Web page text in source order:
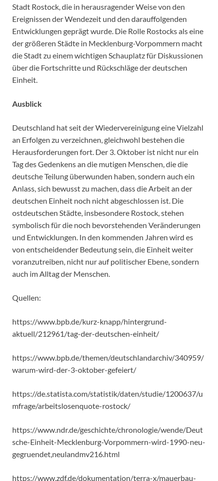
Stadt Rostock, die in herausragender Weise von den
Ereignissen der Wendezeit und den darauffolgenden
Entwicklungen geprägt wurde. Die Rolle Rostocks als eine
der größeren Städte in Mecklenburg-Vorpommern macht
die Stadt zu einem wichtigen Schauplatz für Diskussionen
über die Fortschritte und Rückschläge der deutschen
Einheit.
Ausblick
Deutschland hat seit der Wiedervereinigung eine Vielzahl
an Erfolgen zu verzeichnen, gleichwohl bestehen die
Herausforderungen fort. Der 3. Oktober ist nicht nur ein
Tag des Gedenkens an die mutigen Menschen, die die
deutsche Teilung überwunden haben, sondern auch ein
Anlass, sich bewusst zu machen, dass die Arbeit an der
deutschen Einheit noch nicht abgeschlossen ist. Die
ostdeutschen Städte, insbesondere Rostock, stehen
symbolisch für die noch bevorstehenden Veränderungen
und Entwicklungen. In den kommenden Jahren wird es
von entscheidender Bedeutung sein, die Einheit weiter
voranzutreiben, nicht nur auf politischer Ebene, sondern
auch im Alltag der Menschen.
Quellen:
https://www.bpb.de/kurz-knapp/hintergrund-
aktuell/212961/tag-der-deutschen-einheit/
https://www.bpb.de/themen/deutschlandarchiv/340959/
warum-wird-der-3-oktober-gefeiert/
https://de.statista.com/statistik/daten/studie/1200637/u
mfrage/arbeitslosenquote-rostock/
https://www.ndr.de/geschichte/chronologie/wende/Deut
sche-Einheit-Mecklenburg-Vorpommern-wird-1990-neu-
gegruendet,neulandmv216.html
https://www.zdf.de/dokumentation/terra-x/mauerbau-